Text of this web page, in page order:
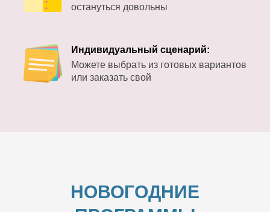
остануться довольны
Индивидуальный сценарий:
Можете выбрать из готовых вариантов
или заказать свой
НОВОГОДНИЕ